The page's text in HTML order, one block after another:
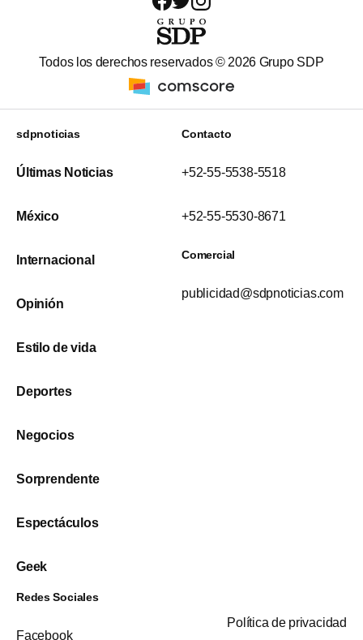
Todos los derechos reservados © 2026 Grupo SDP
sdpnoticias
Últimas Noticias
México
Internacional
Opinión
Estilo de vida
Deportes
Negocios
Sorprendente
Espectáculos
Geek
Contacto
+52-55-5538-5518
+52-55-5530-8671
Comercial
publicidad@sdpnoticias.com
Redes Sociales
Facebook
Política de privacidad